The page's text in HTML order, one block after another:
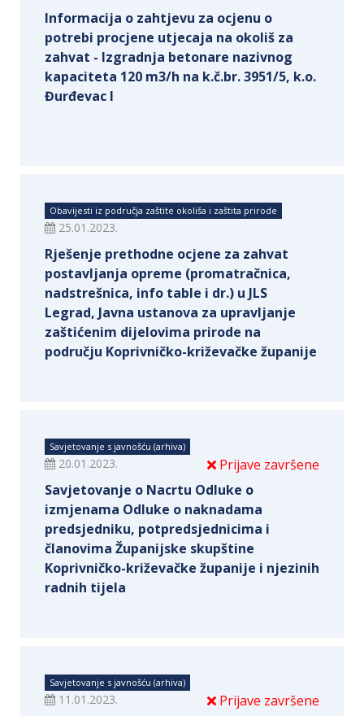
Informacija o zahtjevu za ocjenu o
potrebi procjene utjecaja na okoliš za
zahvat - Izgradnja betonare nazivnog
kapaciteta 120 m3/h na k.č.br. 3951/5, k.o.
Đurđevac I
Obavijesti iz područja zaštite okoliša i zaštita prirode
25.01.2023.
Rješenje prethodne ocjene za zahvat
postavljanja opreme (promatračnica,
nadstrešnica, info table i dr.) u JLS
Legrad, Javna ustanova za upravljanje
zaštićenim dijelovima prirode na
području Koprivničko-križevačke županije
Savjetovanje s javnošću (arhiva)
Prijave završene
20.01.2023.
Savjetovanje o Nacrtu Odluke o
izmjenama Odluke o naknadama
predsjedniku, potpredsjednicima i
članovima Županijske skupštine
Koprivničko-križevačke županije i njezinih
radnih tijela
Savjetovanje s javnošću (arhiva)
Prijave završene
11.01.2023.